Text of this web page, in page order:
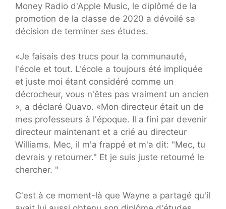
Money Radio d'Apple Music, le diplômé de la
promotion de la classe de 2020 a dévoilé sa
décision de terminer ses études.
«Je faisais des trucs pour la communauté,
l'école et tout. L'école a toujours été impliquée
et juste moi étant considéré comme un
décrocheur, vous n'êtes pas vraiment un ancien
», a déclaré Quavo. «Mon directeur était un de
mes professeurs à l'époque. Il a fini par devenir
directeur maintenant et a crié au directeur
Williams. Mec, il m'a frappé et m'a dit: "Mec, tu
devrais y retourner." Et je suis juste retourné le
chercher. "
C'est à ce moment-là que Wayne a partagé qu'il